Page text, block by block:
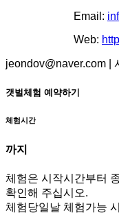
Email:
Web:
jeondov@naver.com |
갯벌체험 예약하기
체험시간
까지
체험은 시작시간부터
확인해 주십시오.
체험당일날 체험가능